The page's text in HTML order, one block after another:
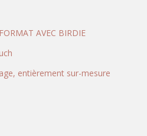
AVEC BIRDIE
entièrement sur-mesure